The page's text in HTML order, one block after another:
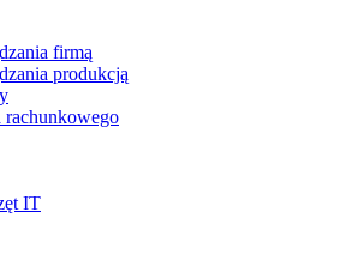
firmą
produkcją
rachunkowego
IT